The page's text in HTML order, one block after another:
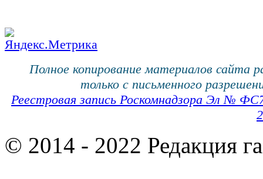
Полное копирование материалов сайта
только с письменного
Реестровая запись Роскомнадзора Эл №
© 2014 - 2022 Редакция